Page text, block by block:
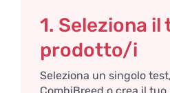
1. Seleziona
prodotto/i
Seleziona un singolo